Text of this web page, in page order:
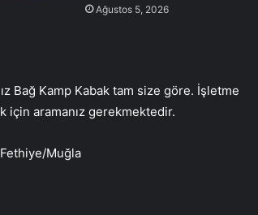
Ağustos 5, 2026
Bağ Kamp Kabak tam size göre. İşletme
için aramanız gerekmektedir.
Muğla